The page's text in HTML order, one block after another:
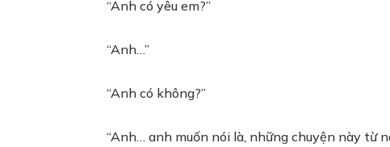
“Anh có yêu em?”
“Anh…”
“Anh có không?”
“Anh… anh muốn nói là, những chuyện này từ